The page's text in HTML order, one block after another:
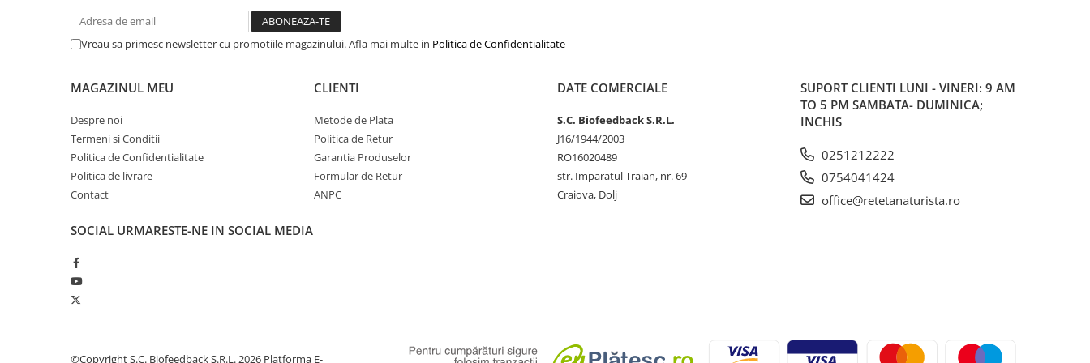
Vreau sa primesc newsletter cu promotiile magazinului. Afla mai multe in Politica de Confidentialitate
MAGAZINUL MEU
Despre noi
Termeni si Conditii
Politica de Confidentialitate
Politica de livrare
Contact
CLIENTI
Metode de Plata
Politica de Retur
Garantia Produselor
Formular de Retur
ANPC
DATE COMERCIALE
S.C. Biofeedback S.R.L.
J16/1944/2003
RO16020489
str. Imparatul Traian, nr. 69
Craiova, Dolj
SUPORT CLIENTI LUNI - VINERI: 9 AM
TO 5 PM SAMBATA- DUMINICA;
INCHIS
0251212222
0754041424
office@retetanaturista.ro
SOCIAL URMARESTE-NE IN SOCIAL MEDIA
©Copyright S.C. Biofeedback S.R.L. 2026 Platforma E-